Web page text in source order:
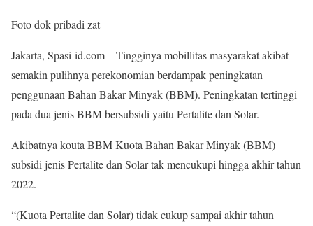
Foto dok pribadi zat
Jakarta, Spasi-id.com – Tingginya mobillitas masyarakat akibat
semakin pulihnya perekonomian berdampak peningkatan
penggunaan Bahan Bakar Minyak (BBM). Peningkatan tertinggi
pada dua jenis BBM bersubsidi yaitu Pertalite dan Solar.
Akibatnya kouta BBM Kuota Bahan Bakar Minyak (BBM)
subsidi jenis Pertalite dan Solar tak mencukupi hingga akhir tahun
2022.
“(Kuota Pertalite dan Solar) tidak cukup sampai akhir tahun